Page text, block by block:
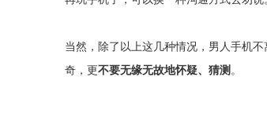
当然，除了以上这几种情况，男人手机
奇，更不要无缘无故地怀疑、猜测 。